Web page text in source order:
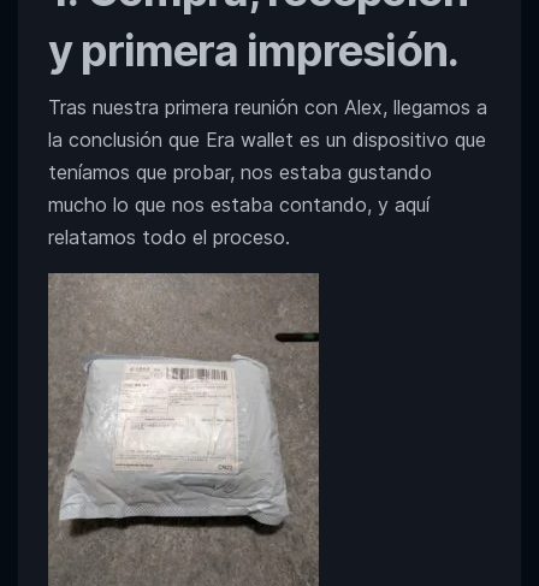
y primera impresión.
Tras nuestra primera reunión con Alex, llegamos a
la conclusión que Era wallet es un dispositivo que
teníamos que probar, nos estaba gustando
mucho lo que nos estaba contando, y aquí
relatamos todo el proceso.